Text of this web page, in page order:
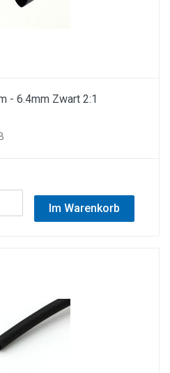
- 6.4mm Zwart 2:1
Im Warenkorb